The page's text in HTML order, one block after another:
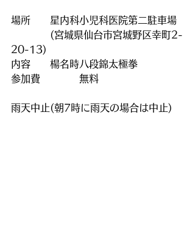
場所　　星内科小児科医院第二駐車場
(宮城県仙台市宮城野区幸町2-
20-13)
内容　　楊名時八段錦太極拳
参加費　　　　無料
雨天中止(朝7時に雨天の場合は中止)